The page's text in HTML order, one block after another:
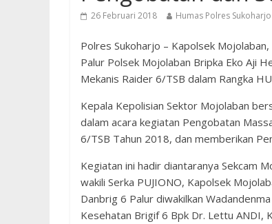
26 Februari 2018 Humas Polres Sukoharjo
Polres Sukoharjo – Kapolsek
Palur Polsek Mojolaban Bripka Eko Aji
Mekanis Raider 6/TSB dalam Rangka
Kepala Kepolisian Sektor Mojolaban
dalam acara kegiatan Pengobatan
6/TSB Tahun 2018, dan memberikan
Kegiatan ini hadir diantaranya Sekcam
wakili Serka PUJIONO, Kapolsek
Danbrig 6 Palur diwakilkan
Kesehatan Brigif 6 Bpk Dr. Lettu ANDI,